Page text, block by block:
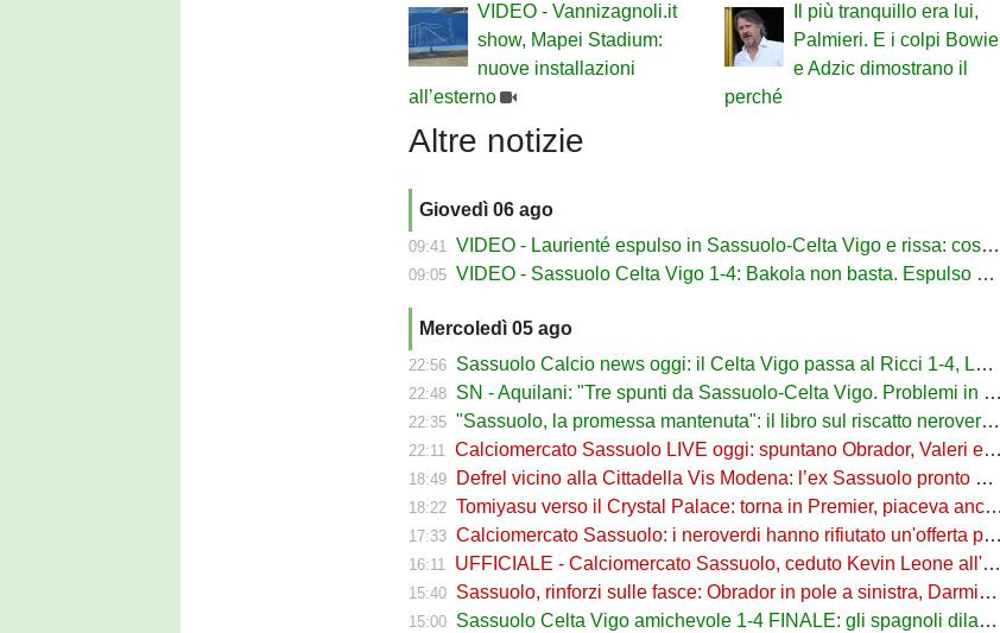
VIDEO - Vannizagnoli.it
show, Mapei Stadium:
nuove installazioni
all’esterno
Il più tranquillo era lui,
Palmieri. E i colpi Bowie
e Adzic dimostrano il
perché
Altre notizie
Giovedì 06 ago
09:41 VIDEO - Laurienté espulso in Sassuolo-Celta Vigo e rissa: cosa è successo
09:05 VIDEO - Sassuolo Celta Vigo 1-4: Bakola non basta. Espulso Laurienté
Mercoledì 05 ago
22:56 Sassuolo Calcio news oggi: il Celta Vigo passa al Ricci 1-4, Laurienté espulso
22:48 SN - Aquilani: "Tre spunti da Sassuolo-Celta Vigo. Problemi in difesa, lì non sto allenando"
22:35 "Sassuolo, la promessa mantenuta": il libro sul riscatto neroverde su Amazon e in libreria
22:11 Calciomercato Sassuolo LIVE oggi: spuntano Obrador, Valeri e Darmian per la difesa
18:49 Defrel vicino alla Cittadella Vis Modena: l’ex Sassuolo pronto a scendere in Serie D
18:22 Tomiyasu verso il Crystal Palace: torna in Premier, piaceva anche al Sassuolo
17:33 Calciomercato Sassuolo: i neroverdi hanno rifiutato un'offerta per Pinamonti
16:11 UFFICIALE - Calciomercato Sassuolo, ceduto Kevin Leone all'Arezzo: il comunicato
15:40 Sassuolo, rinforzi sulle fasce: Obrador in pole a sinistra, Darmian soluzione a destra
15:00 Sassuolo Celta Vigo amichevole 1-4 FINALE: gli spagnoli dilagano nel finale